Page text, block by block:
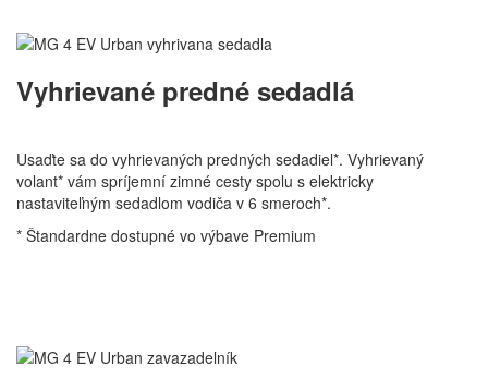
Vyhrievané predné sedadlá
Usaďte sa do vyhrievaných predných sedadiel*. Vyhrievaný
volant* vám spríjemní zimné cesty spolu s elektricky
nastaviteľným sedadlom vodiča v 6 smeroch*.
* Štandardne dostupné vo výbave Premium